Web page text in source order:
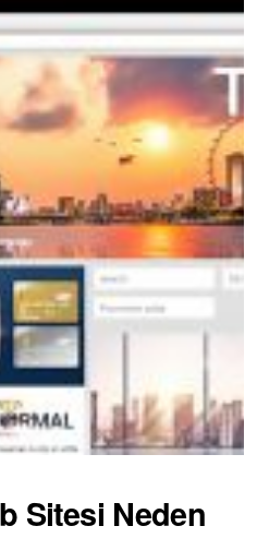
Sitesi Neden